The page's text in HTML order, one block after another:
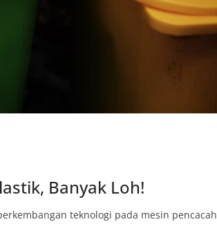
Banyak Loh!
teknologi pada mesin pencacah